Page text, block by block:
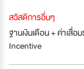
สวัสดิการอื่นๆ
ฐานเงินเดือน + ค่าเสื่
Incentive